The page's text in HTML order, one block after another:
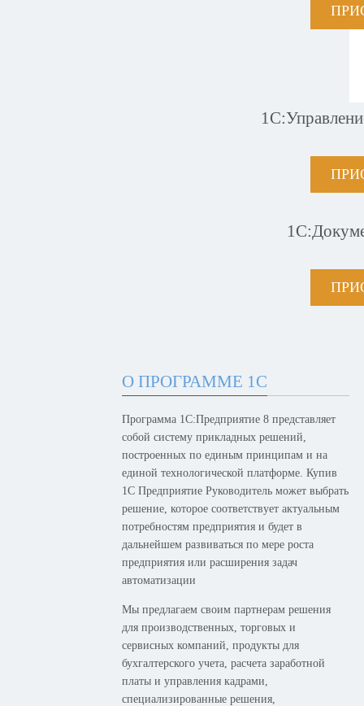
О ПРОГРАММЕ 1С
Программа 1С:Предприятие 8 представляет
собой систему прикладных решений,
построенных по единым принципам и на
единой технологической платформе. Купив
1С Предприятие Руководитель может выбрать
решение, которое соответствует актуальным
потребностям предприятия и будет в
дальнейшем развиваться по мере роста
предприятия или расширения задач
автоматизации
Мы предлагаем своим партнерам решения
для производственных, торговых и
сервисных компаний, продукты для
бухгалтерского учета, расчета заработной
платы и управления кадрами,
специализированные решения,